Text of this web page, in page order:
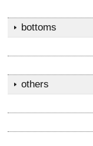
bottoms
others